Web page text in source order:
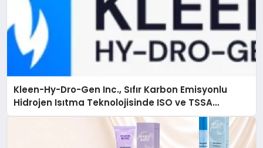
Kleen-Hy-Dro-Gen Inc., Sıfır Karbon Emisyonlu
Hidrojen Isıtma Teknolojisinde ISO ve TSSA
Düzenleyici Onaylarını Aldı